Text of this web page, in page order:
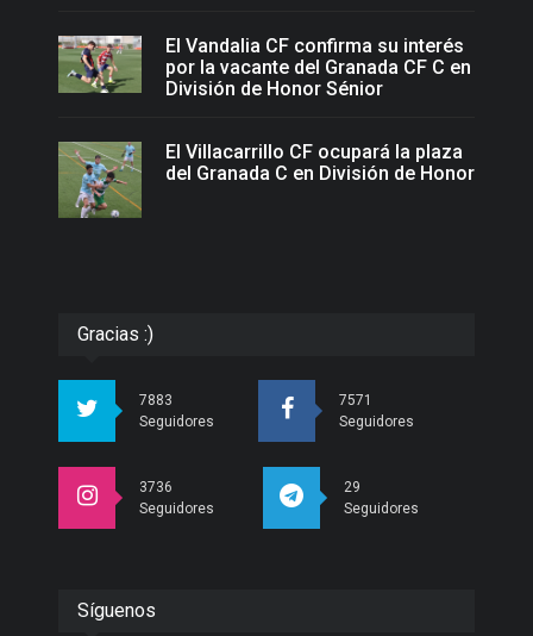
El Vandalia CF confirma su interés
por la vacante del Granada CF C en
División de Honor Sénior
El Villacarrillo CF ocupará la plaza
del Granada C en División de Honor
Gracias :)
7883
Seguidores
7571
Seguidores
3736
Seguidores
29
Seguidores
Síguenos